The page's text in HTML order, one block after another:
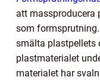
att massproducera
som
smälta plastpellets
plastmaterialet
materialet har